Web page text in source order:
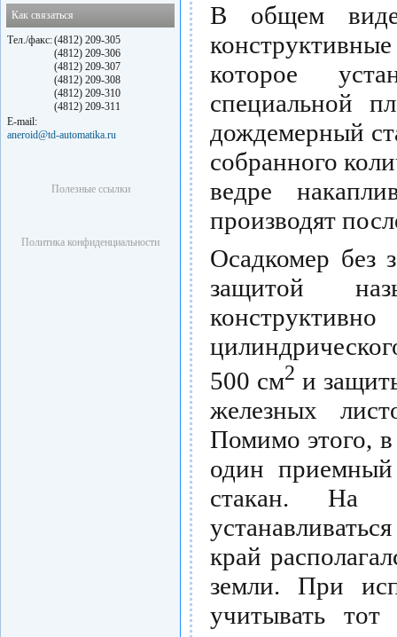
В общем
которое
специальной
дождемерный
собранного
ведре
производят
Осадкомер без
защитой
500 см2 и
железных
Помимо этого,
один
стакан. На
край
земли. При
учитывать
Как связаться
Тел./факс:(4812) 209-305
(4812) 209-306
(4812) 209-307
(4812) 209-308
(4812) 209-310
(4812) 209-311
E-mail:
aneroid@td-automatika.ru
Полезные ссылки
Политика конфиденциальности